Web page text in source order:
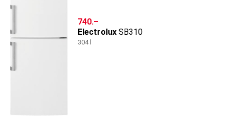
CHF
740.–
Electrolux SB310
304 l